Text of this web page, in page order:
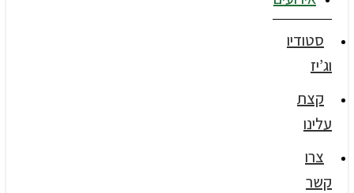
סטודיו
וג’יז
קצת
עלינו
צרו
קשר